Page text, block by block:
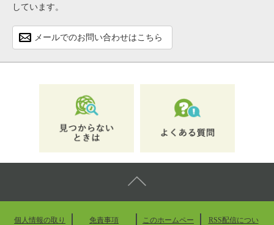
しています。
メールでのお問い合わせはこちら
個人情報の取り
免責事項
このホームペー
RSS配信につい